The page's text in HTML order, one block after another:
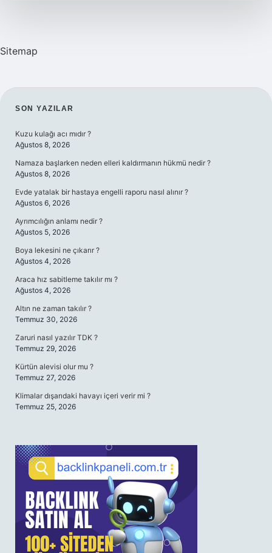
Sitemap
SIDEBAR
SON YAZILAR
Kuzu kulağı acı mıdır ?
Ağustos 8, 2026
Namaza başlarken neden elleri kaldırmanın hükmü nedir ?
Ağustos 8, 2026
Evde yatalak bir hastaya engelli raporu nasıl alınır ?
Ağustos 6, 2026
Ayrımcılığın anlamı nedir ?
Ağustos 5, 2026
Boya lekesini ne çıkarır ?
Ağustos 4, 2026
Araca hız sabitleme takılır mı ?
Ağustos 4, 2026
Altın ne zaman takılır ?
Temmuz 30, 2026
Zaruri nasıl yazılır TDK ?
Temmuz 29, 2026
Kürtün alevisi olur mu ?
Temmuz 27, 2026
Klimalar dışarıdaki havayı içeri verir mi ?
Temmuz 25, 2026